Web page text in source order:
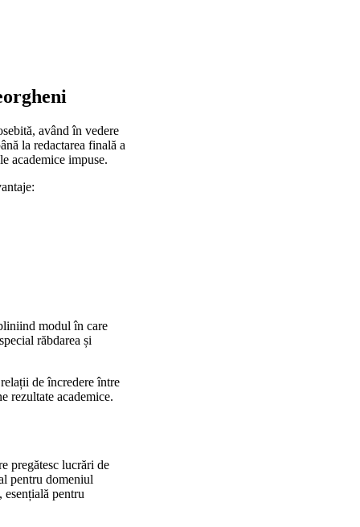
având în vedere
la redactarea finală a
academice impuse.
modul în care
răbdarea și
de încredere între
rezultate academice.
pregătesc lucrări de
pentru domeniul
pentru